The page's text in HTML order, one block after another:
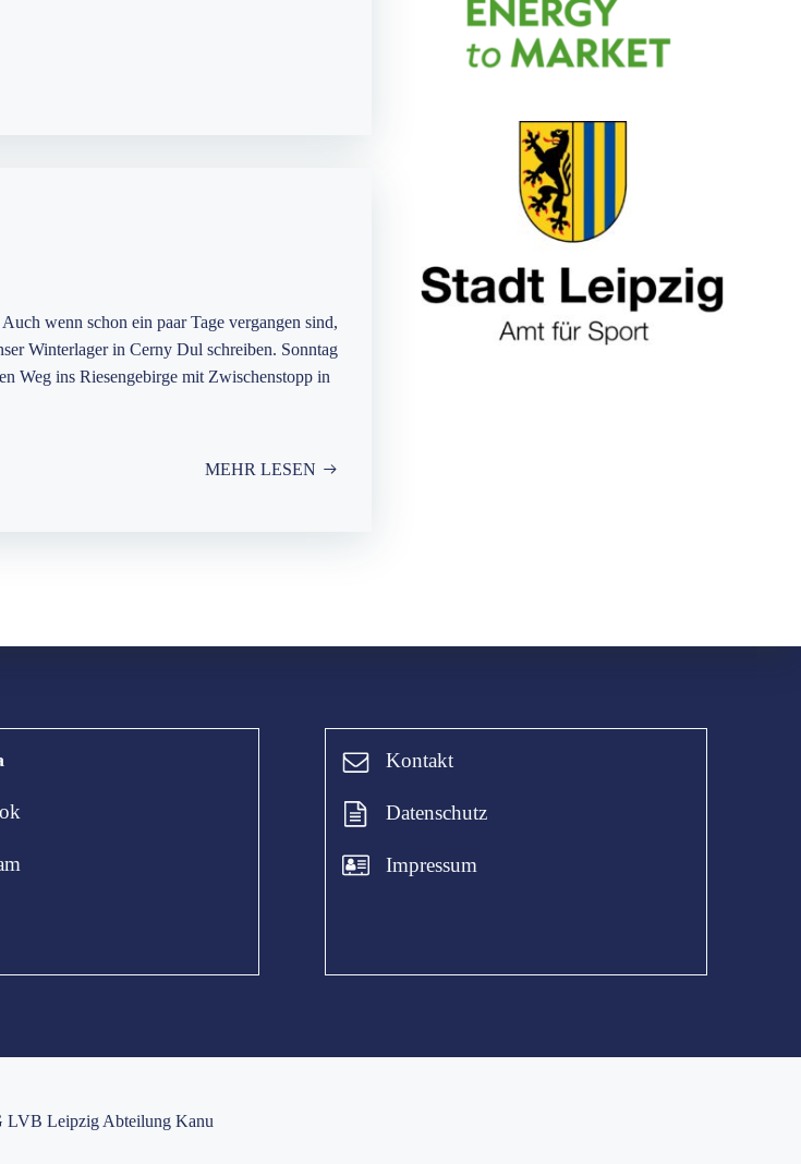
wenn schon ein paar Tage vergangen sind,
Winterlager in Cerny Dul schreiben. Sonntag
Weg ins Riesengebirge mit Zwischenstopp in
MEHR LESEN
Kontakt
Datenschutz
Impressum
LVB Leipzig Abteilung Kanu